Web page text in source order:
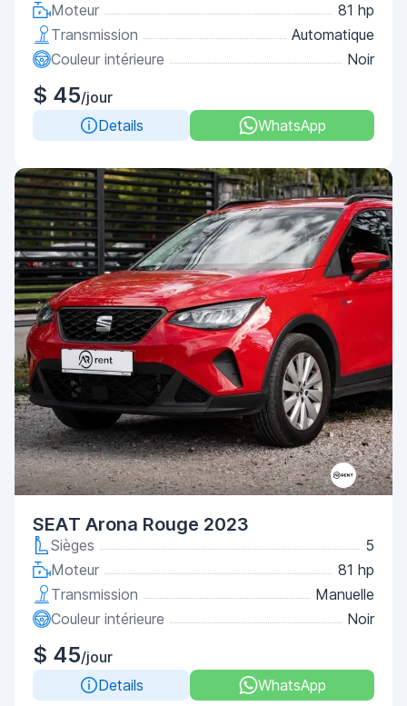
Moteur
81 hp
Transmission
Automatique
Couleur intérieure
Noir
$ 45/jour
Details
WhatsApp
SEAT Arona Rouge 2023
Sièges
5
Moteur
81 hp
Transmission
Manuelle
Couleur intérieure
Noir
$ 45/jour
Details
WhatsApp